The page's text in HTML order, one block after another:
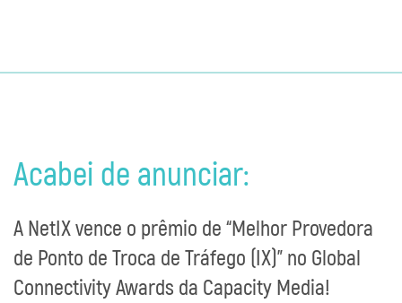
Acabei de anunciar:
A NetIX vence o prêmio de “Melhor Provedora
de Ponto de Troca de Tráfego (IX)” no Global
Connectivity Awards da Capacity Media!